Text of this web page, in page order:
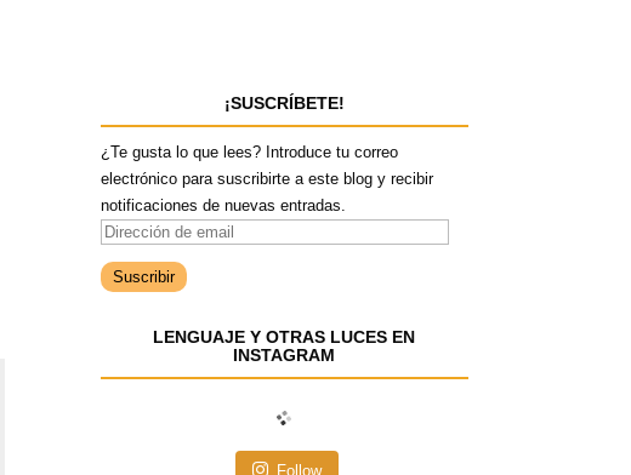
¡SUSCRÍBETE!
¿Te gusta lo que lees? Introduce tu correo
electrónico para suscribirte a este blog y recibir
notificaciones de nuevas entradas.
D
r
LENGUAJE Y OTRAS LUCES EN
INSTAGRAM
Follow